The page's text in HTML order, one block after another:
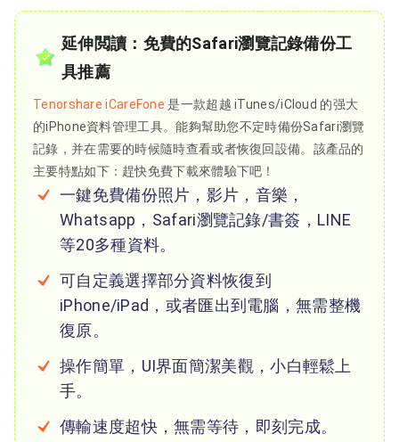
延伸閲讀：免費的Safari瀏覽記錄備份工
具推薦
Tenorshare iCareFone是一款超越 iTunes/iCloud 的强大
的iPhone資料管理工具。能夠幫助您不定時備份Safari瀏覽
記錄，并在需要的時候隨時查看或者恢復回設備。該產品的
主要特點如下：趕快免費下載來體驗下吧！
一鍵免費備份照片，影片，音樂，
Whatsapp，Safari瀏覽記錄/書簽，LINE
等20多種資料。
可自定義選擇部分資料恢復到
iPhone/iPad，或者匯出到電腦，無需整機
復原。
操作簡單，UI界面簡潔美觀，小白輕鬆上
手。
傳輸速度超快，無需等待，即刻完成。